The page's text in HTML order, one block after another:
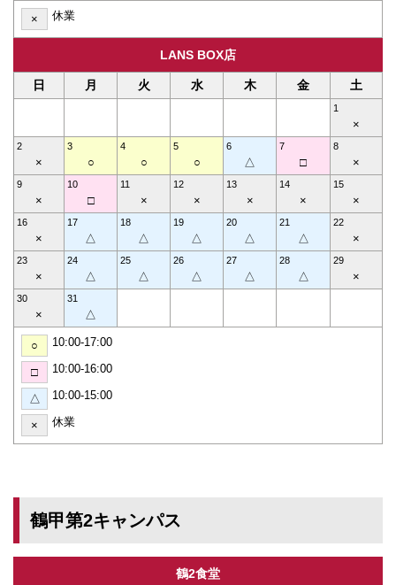
× 休業
LANS BOX店
日 月 火 水 木 金 土
1
×
2
×
3
○
4
○
5
○
6
△
7
□
8
×
9
×
10
□
11
×
12
×
13
×
14
×
15
×
16
×
17
△
18
△
19
△
20
△
21
△
22
×
23
×
24
△
25
△
26
△
27
△
28
△
29
×
30
×
31
△
○ 10:00-17:00
□ 10:00-16:00
△ 10:00-15:00
× 休業
鶴甲第2キャンパス
鶴2食堂